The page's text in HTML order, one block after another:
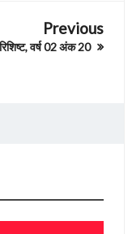
Previous
वर्ष 02 अंक 20